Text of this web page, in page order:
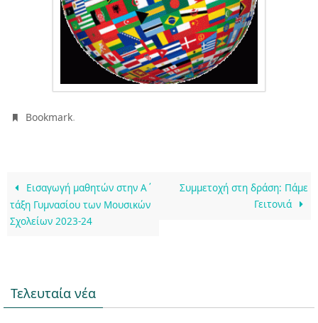
Bookmark.
Εισαγωγή μαθητών στην Α΄
τάξη Γυμνασίου των Μουσικών
Σχολείων 2023-24
Συμμετοχή στη δράση: Πάμε
Γειτονιά
Τελευταία νέα